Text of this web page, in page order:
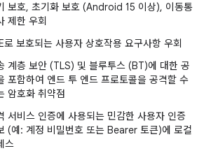
보호, 초기화 보호 (Android 15 이상), 이동통
제한 우회
로 보호되는 사용자 상호작용 요구사항 우회
계층 보안 (TLS) 및 블루투스 (BT)에 대한 공
포함하여 엔드 투 엔드 프로토콜을 공격할 수
암호화 취약점
서비스 인증에 사용되는 민감한 사용자 인증
(예: 계정 비밀번호 또는 Bearer 토큰)에 로컬
스